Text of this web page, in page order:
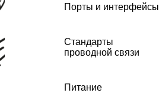
Порты и интерфейсы
Стандарты
проводной связи
Питание